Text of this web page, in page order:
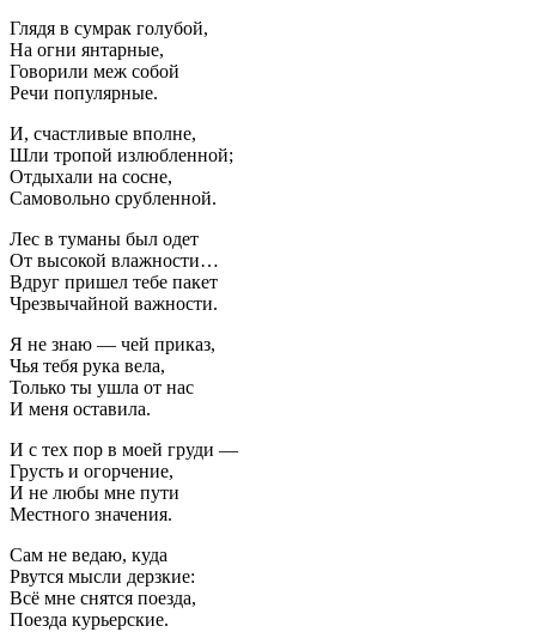
Глядя в сумрак голубой,
На огни янтарные,
Говорили меж собой
Речи популярные.
И, счастливые вполне,
Шли тропой излюбленной;
Отдыхали на сосне,
Самовольно срубленной.
Лес в туманы был одет
От высокой влажности…
Вдруг пришел тебе пакет
Чрезвычайной важности.
Я не знаю — чей приказ,
Чья тебя рука вела,
Только ты ушла от нас
И меня оставила.
И с тех пор в моей груди —
Грусть и огорчение,
И не любы мне пути
Местного значения.
Сам не ведаю, куда
Рвутся мысли дерзкие:
Всё мне снятся поезда,
Поезда курьерские.